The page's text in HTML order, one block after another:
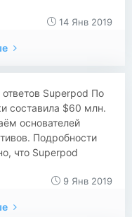
14 Янв 2019
Superpod По
составила $60 млн.
основателей
Подробности
что Superpod
9 Янв 2019